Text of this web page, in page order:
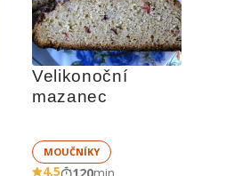
Velikonoční
mazanec
MOUČNÍKY
4,5